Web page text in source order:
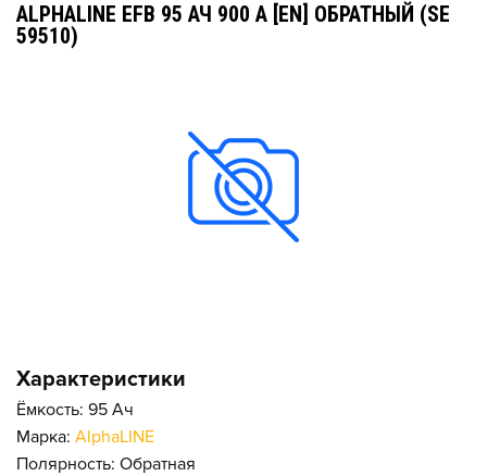
ALPHALINE EFB 95 АЧ 900 А [EN] ОБРАТНЫЙ (SE
59510)
Характеристики
Ёмкость: 95 Ач
Марка: AlphaLINE
Полярность: Обратная